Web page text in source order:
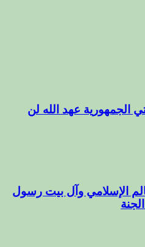
الجمهورية عهد الله لن
الإسلامي وآل بيت رسول